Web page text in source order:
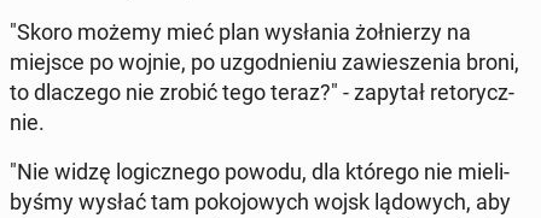
"Skoro możemy mieć plan wy­sła­nia żoł­nie­rzy na
miejsce po wojnie, po uzgod­nie­niu za­wie­sze­nia broni,
to dla­cze­go nie zrobić tego teraz?" - zapytał re­to­rycz­
nie.
"Nie widzę lo­gicz­ne­go powodu, dla którego nie mie­li­
by­śmy wysłać tam po­ko­jo­wych wojsk lą­do­wych, aby